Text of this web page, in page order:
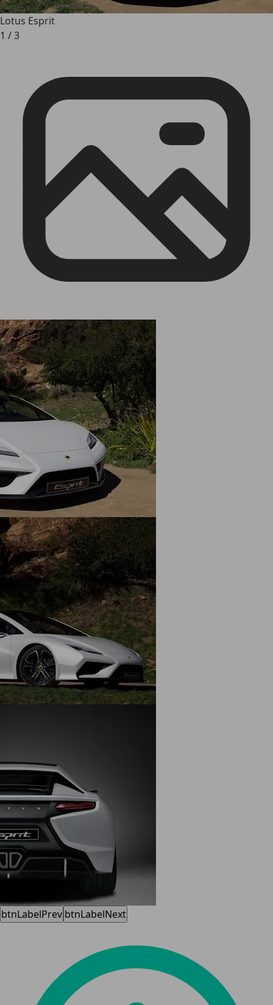
Lotus Esprit
1 /3
btnLabelPrev btnLabelNext